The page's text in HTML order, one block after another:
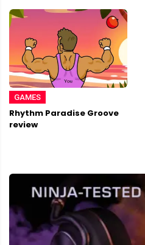
GAMES
Rhythm Paradise Groove
review